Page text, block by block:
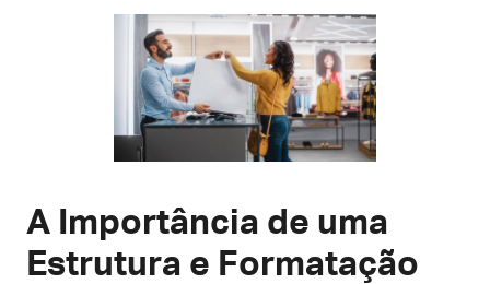
A Importância de uma
Estrutura e Formatação